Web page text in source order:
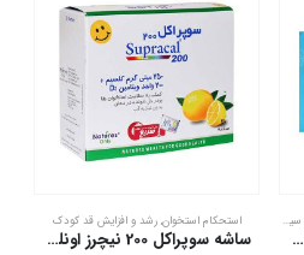
سیستم ایمنی کودک
پودر سام هلس کودکان برسام فارمد 30 ساشه
استحکام استخوان,رشد و افزایش قد کودک
ساشه سوپراکل 200 نیچرز اونلی 30 عدد